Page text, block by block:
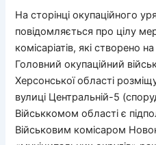
На сторінці окупаційного
повідомляється про цілу
комісаріатів, які створено
Головний окупаційний
Херсонської області
вулиці Центральній-5
Військкомом області є
Військовим комісаром